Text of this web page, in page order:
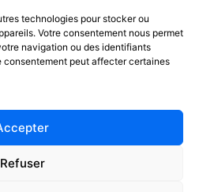
technologies pour stocker ou
Votre consentement nous permet
navigation ou des identifiants
consentement peut affecter certaines
Refuser